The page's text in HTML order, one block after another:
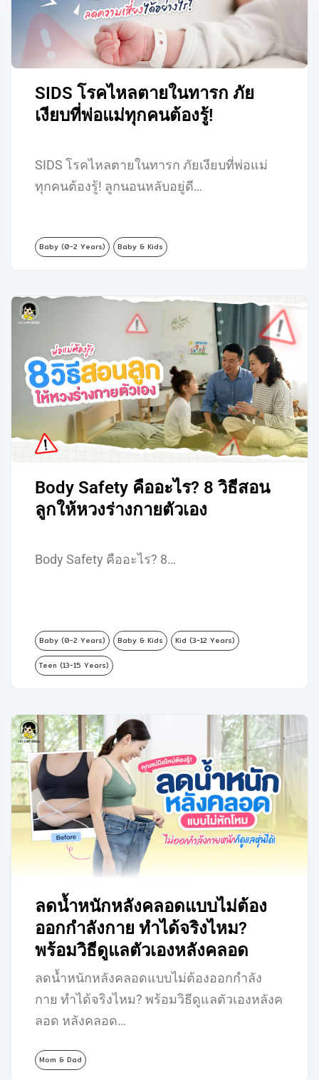
SIDS โรคไหลตายในทารก ภัย
เงียบที่พ่อแม่ทุกคนต้องรู้!
SIDS โรคไหลตายในทารก ภัยเงียบที่พ่อแม่
ทุกคนต้องรู้! ลูกนอนหลับอยู่ดี…
Baby (0-2 Years) Baby & Kids
Body Safety คืออะไร? 8 วิธีสอน
ลูกให้หวงร่างกายตัวเอง
Body Safety คืออะไร? 8…
Baby (0-2 Years) Baby & Kids Kid (3-12 Years)
Teen (13-15 Years)
ลดน้ำหนักหลังคลอดแบบไม่ต้อง
ออกกำลังกาย ทำได้จริงไหม?
พร้อมวิธีดูแลตัวเองหลังคลอด
ลดน้ำหนักหลังคลอดแบบไม่ต้องออกกำลัง
กาย ทำได้จริงไหม? พร้อมวิธีดูแลตัวเองหลังค
ลอด หลังคลอด…
Mom & Dad